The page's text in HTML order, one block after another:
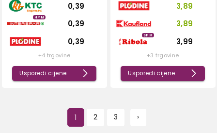
0,39
HPM
0,39
0,39
+4 trgovine
Usporedi cijene
3,89
3,89
SPM
3,99
+3 trgovine
Usporedi cijene
1 2 3 ›